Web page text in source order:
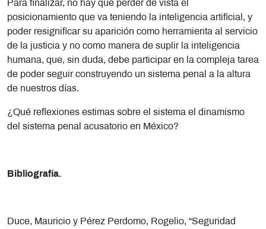
Para finalizar, no hay que perder de vista el
posicionamiento que va teniendo la inteligencia artificial, y
poder resignificar su aparición como herramienta al servicio
de la justicia y no como manera de suplir la inteligencia
humana, que, sin duda, debe participar en la compleja tarea
de poder seguir construyendo un sistema penal a la altura
de nuestros días.
¿Qué reflexiones estimas sobre el sistema el dinamismo
del sistema penal acusatorio en México?
Bibliografía.
Duce, Mauricio y Pérez Perdomo, Rogelio, “Seguridad